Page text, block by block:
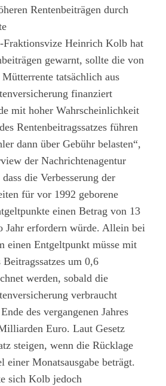
Heinrich Kolb hat
gewarnt, sollte die von
tatsächlich aus
finanziert
mit hoher Wahrscheinlichkeit
Rentenbeitragssatzes führen
dann über Gebühr belasten“,
der Nachrichtenagentur
die Verbesserung der
für vor 1992 geborene
einen Betrag von 13
Jahr erfordern würde. Allein bei
einen Entgeltpunkt müsse mit
um 0,6
werden, sobald die
verbraucht
des vergangenen Jahres
Euro. Laut Gesetz
steigen, wenn die Rücklage
einer Monatsausgabe beträgt.
sich Kolb jedoch